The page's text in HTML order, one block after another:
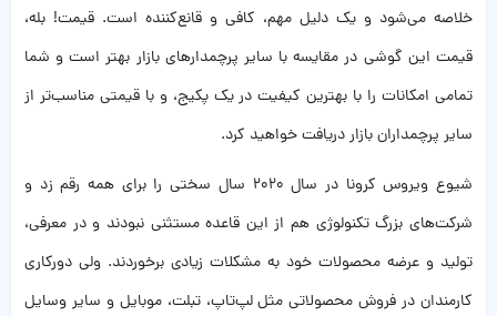
خلاصه می‌شود و یک دلیل مهم، کافی و قانع‌کننده است. قیمت! بله،
قیمت این گوشی در مقایسه با سایر پرچمدارهای بازار بهتر است و شما
تمامی امکانات را با بهترین کیفیت در یک پکیج، و با قیمتی مناسب‌تر از
سایر پرچمداران بازار دریافت خواهید کرد.
شیوع ویروس کرونا در سال 2020 سال سختی را برای همه رقم زد و
شرکت‌های بزرگ تکنولوژی هم از این قاعده مستثنی نبودند و در معرفی،
تولید و عرضه محصولات خود به مشکلات زیادی برخوردند. ولی دورکاری
کارمندان در فروش محصولاتی مثل لپ‌تاپ، تبلت، موبایل و سایر وسایل